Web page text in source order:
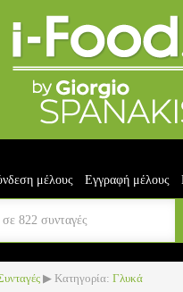
μέλους Εγγραφή μέλους
▶ Κατηγορία: Γλυκά